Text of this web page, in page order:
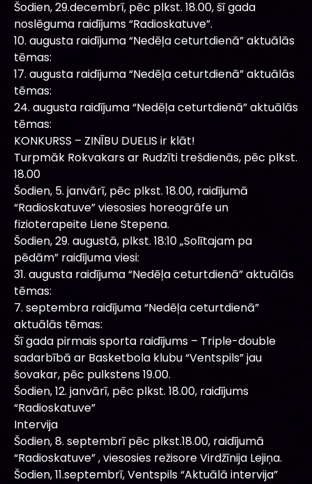
Šodien, 29.decembrī, pēc plkst. 18.00, šī gada
noslēguma raidījums “Radioskatuve”.
10. augusta raidījuma “Nedēļa ceturtdienā” aktuālās
tēmas:
17. augusta raidījuma “Nedēļa ceturtdienā” aktuālās
tēmas:
24. augusta raidījuma “Nedēļa ceturtdienā” aktuālās
tēmas:
KONKURSS – ZINĪBU DUELIS ir klāt!
Turpmāk Rokvakars ar Rudzīti trešdienās, pēc plkst.
18.00
Šodien, 5. janvārī, pēc plkst. 18.00, raidījumā
“Radioskatuve” viesosies horeogrāfe un
fizioterapeite Liene Stepena.
Šodien, 29. augustā, plkst. 18:10 „Solītajam pa
pēdām” raidījuma viesi:
31. augusta raidījuma “Nedēļa ceturtdienā” aktuālās
tēmas:
7. septembra raidījuma “Nedēļa ceturtdienā”
aktuālās tēmas:
Šī gada pirmais sporta raidījums – Triple-double
sadarbībā ar Basketbola klubu “Ventspils” jau
šovakar, pēc pulkstens 19.00.
Šodien, 12. janvārī, pēc plkst. 18.00, raidījums
“Radioskatuve”
Intervija
Šodien, 8. septembrī pēc plkst.18.00, raidījumā
“Radioskatuve” , viesosies režisore Virdžīnija Lejiņa.
Šodien, 11.septembrī, Ventspils “Aktuālā intervija”